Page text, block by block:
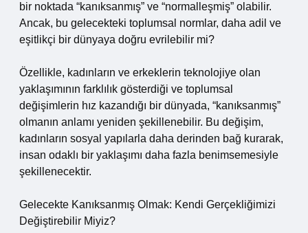
bir noktada “kanıksanmış” ve “normalleşmiş” olabilir.
Ancak, bu gelecekteki toplumsal normlar, daha adil ve
eşitlikçi bir dünyaya doğru evrilebilir mi?
Özellikle, kadınların ve erkeklerin teknolojiye olan
yaklaşımının farklılık gösterdiği ve toplumsal
değişimlerin hız kazandığı bir dünyada, “kanıksanmış”
olmanın anlamı yeniden şekillenebilir. Bu değişim,
kadınların sosyal yapılarla daha derinden bağ kurarak,
insan odaklı bir yaklaşımı daha fazla benimsemesiyle
şekillenecektir.
Gelecekte Kanıksanmış Olmak: Kendi Gerçekliğimizi
Değiştirebilir Miyiz?